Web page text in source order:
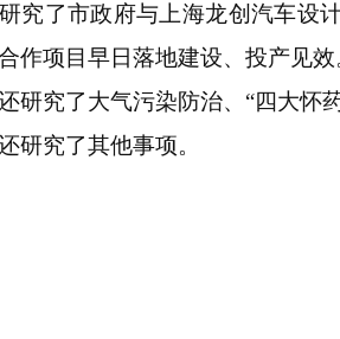
了市政府与上海龙创汽车设计
作项目早日落地建设、投产见效
究了大气污染防治、“四大怀药
究了其他事项。